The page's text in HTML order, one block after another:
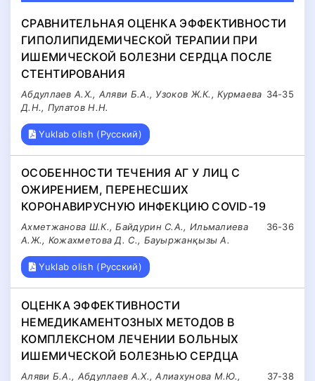
СРАВНИТЕЛЬНАЯ ОЦЕНКА ЭФФЕКТИВНОСТИ
ГИПОЛИПИДЕМИЧЕСКОЙ ТЕРАПИИ ПРИ
ИШЕМИЧЕСКОЙ БОЛЕЗНИ СЕРДЦА ПОСЛЕ
СТЕНТИРОВАНИЯ
34-35
Абдуллаев А.Х., Аляви Б.А., Узоков Ж.К., Курмаева
Д.Н., Пулатов Н.Н.
Yuklab olish (Русский)
ОСОБЕННОСТИ ТЕЧЕНИЯ АГ У ЛИЦ С
ОЖИРЕНИЕМ, ПЕРЕНЕСШИХ
КОРОНАВИРУСНУЮ ИНФЕКЦИЮ COVID-19
36-36
Ахметжанова Ш.К., Байдурин С.А., Ильмалиева
А.Ж., Кожахметова Д. С., Бауыржанқызы А.
Yuklab olish (Русский)
ОЦЕНКА ЭФФЕКТИВНОСТИ
НЕМЕДИКАМЕНТОЗНЫХ МЕТОДОВ В
КОМПЛЕКСНОМ ЛЕЧЕНИИ БОЛЬНЫХ
ИШЕМИЧЕСКОЙ БОЛЕЗНЬЮ СЕРДЦА
37-38
Аляви Б.А., Абдуллаев А.Х., Алиахунова М.Ю.,